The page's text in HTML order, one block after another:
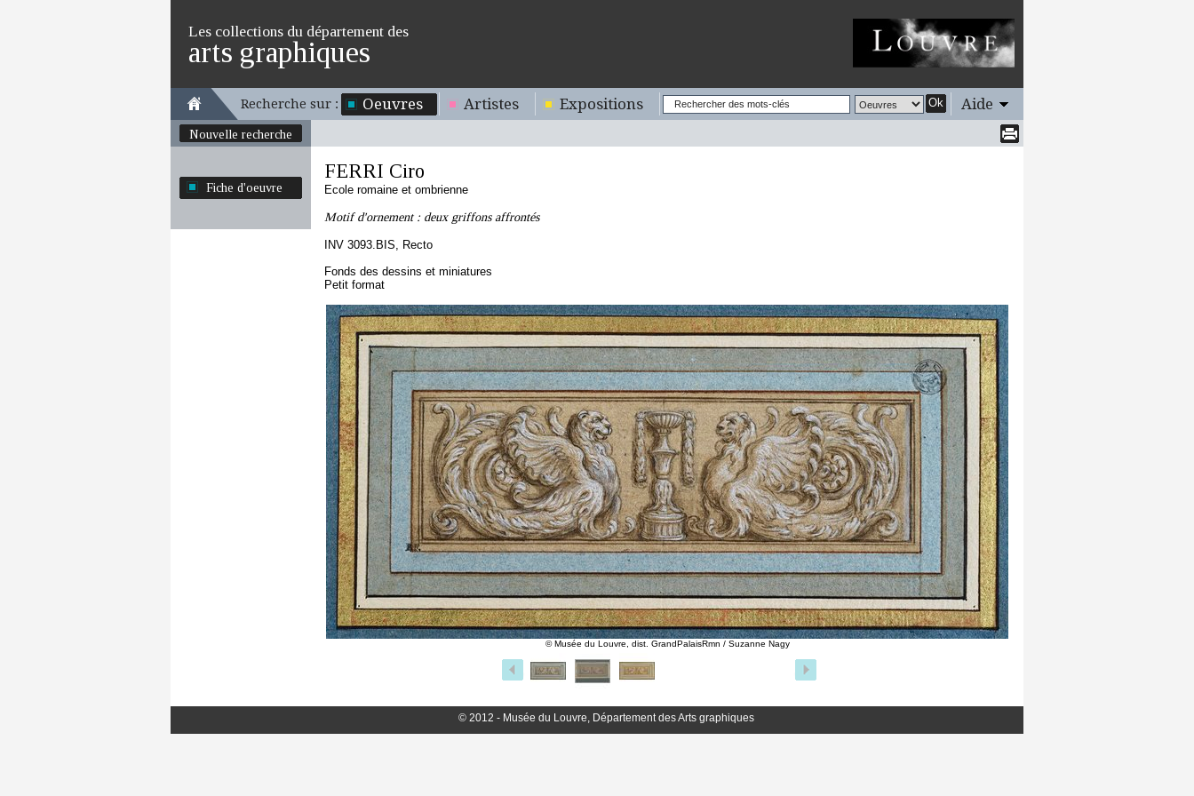
Les collections du département des
arts graphiques
Recherche sur : Oeuvres Artistes Expositions Ok Aide
Nouvelle recherche
Fiche d'oeuvre
FERRI Ciro
Ecole romaine et ombrienne
Motif d'ornement : deux griffons affrontés
INV 3093.BIS, Recto
Fonds des dessins et miniatures
Petit format
© Musée du Louvre, dist. GrandPalaisRmn / Suzanne Nagy
© 2012 - Musée du Louvre, Département des Arts graphiques